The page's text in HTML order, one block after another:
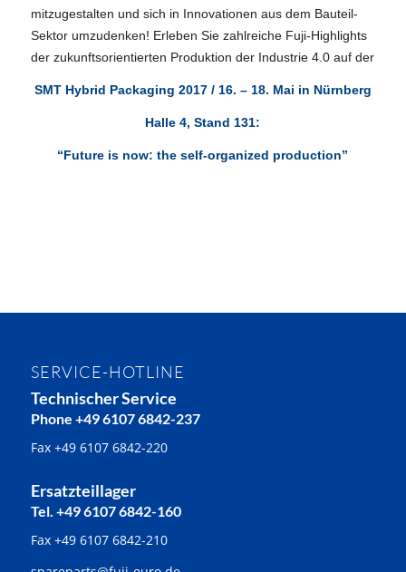
mitzugestalten und sich in Innovationen aus dem Bauteil-
Sektor umzudenken! Erleben Sie zahlreiche Fuji-Highlights
der zukunftsorientierten Produktion der Industrie 4.0 auf der
SMT Hybrid Packaging 2017 / 16. – 18. Mai in Nürnberg
Halle 4, Stand 131:
“Future is now: the self-organized production”
SERVICE-HOTLINE
Technischer Service
Phone +49 6107 6842-237
Fax +49 6107 6842-220
Ersatzteillager
Tel. +49 6107 6842-160
Fax +49 6107 6842-210